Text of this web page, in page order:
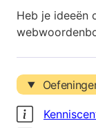
Heb je ideeën